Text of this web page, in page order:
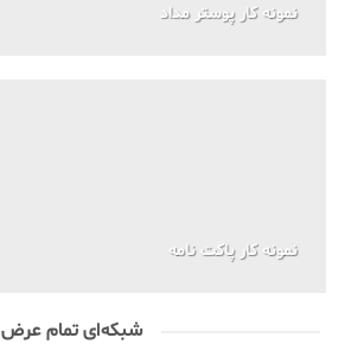
نمونه کار پوستر مداد
نمونه کار پاکت نامه
شبکه‌ای تمام عرض